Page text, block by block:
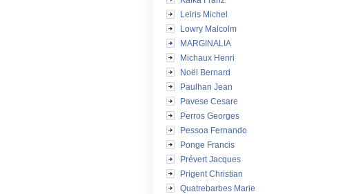
Leiris Michel
Lowry Malcolm
MARGINALIA
Michaux Henri
Noël Bernard
Paulhan Jean
Pavese Cesare
Perros Georges
Pessoa Fernando
Ponge Francis
Prévert Jacques
Prigent Christian
Quatrebarbes Marie